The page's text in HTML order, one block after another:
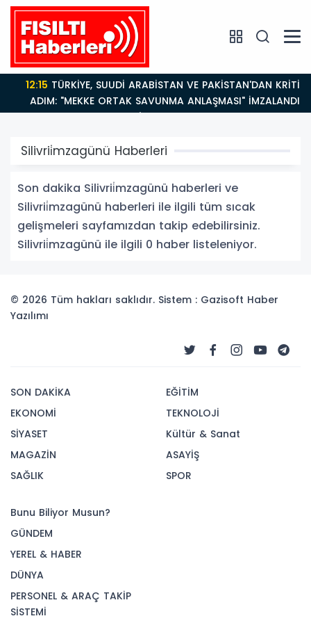
12:15TÜRKİYE, SUUDİ ARABİSTAN VE PAKİSTAN'DAN KRİTİK
ADIM: "MEKKE ORTAK SAVUNMA ANLAŞMASI" İMZALANDI!
Silivrii̇mzagünü Haberleri
Son dakika Silivrii̇mzagünü haberleri ve
Silivrii̇mzagünü haberleri ile ilgili tüm sıcak
gelişmeleri sayfamızdan takip edebilirsiniz.
Silivrii̇mzagünü ile ilgili 0 haber listeleniyor.
© 2026 Tüm hakları saklıdır. Sistem : Gazisoft Haber
Yazılımı
SON DAKİKA
EKONOMİ
SİYASET
MAGAZİN
SAĞLIK
EĞİTİM
TEKNOLOJİ
Kültür & Sanat
ASAYİŞ
SPOR
Bunu Biliyor Musun?
GÜNDEM
YEREL & HABER
DÜNYA
PERSONEL & ARAÇ TAKİP
SİSTEMİ